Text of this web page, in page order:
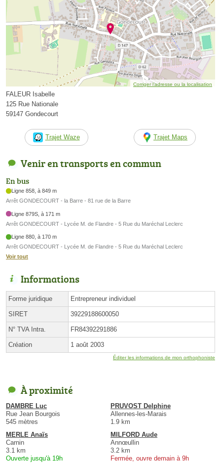
Corriger l’adresse ou la localisation
FALEUR Isabelle
125 Rue Nationale
59147 Gondecourt
Trajet Waze Trajet Maps
Venir en transports en commun
En bus
Ligne 858, à 849 m
Arrêt GONDECOURT - la Barre - 81 rue de la Barre
Ligne 879S, à 171 m
Arrêt GONDECOURT - Lycée M. de Flandre - 5 Rue du Maréchal Leclerc
Ligne 880, à 170 m
Arrêt GONDECOURT - Lycée M. de Flandre - 5 Rue du Maréchal Leclerc
Voir tout
Informations
Forme juridique Entrepreneur individuel
SIRET 39229188600050
N° TVA Intra. FR84392291886
Création 1 août 2003
Éditer les informations de mon orthophoniste
À proximité
DAMBRE Luc
Rue Jean Bourgois
545 mètres
PRUVOST Delphine
Allennes-les-Marais
1.9 km
MERLE Anaïs
Carnin
3.1 km
Ouverte jusqu'à 19h
MILFORD Aude
Annœullin
3.2 km
Fermée, ouvre demain à 9h